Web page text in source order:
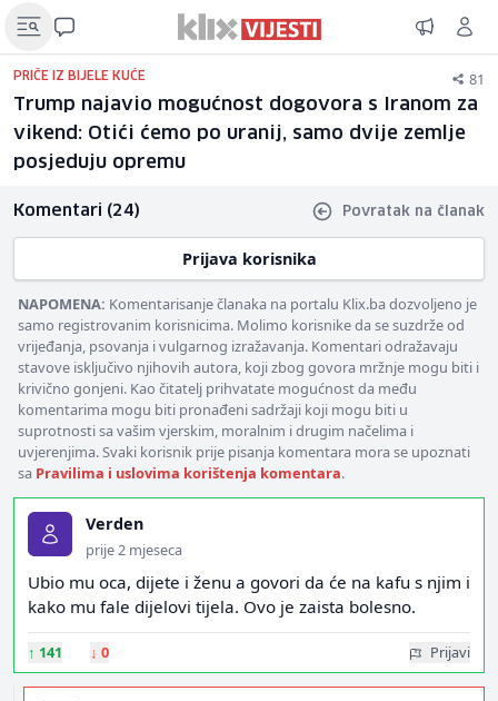
PRIČE IZ BIJELE KUĆE 81
Trump najavio mogućnost dogovora s Iranom za
vikend: Otići ćemo po uranij, samo dvije zemlje
posjeduju opremu
Komentari (24) Povratak na članak
Prijava korisnika
NAPOMENA: Komentarisanje članaka na portalu Klix.ba dozvoljeno je
samo registrovanim korisnicima. Molimo korisnike da se suzdrže od
vrijeđanja, psovanja i vulgarnog izražavanja. Komentari odražavaju
stavove isključivo njihovih autora, koji zbog govora mržnje mogu biti i
krivično gonjeni. Kao čitatelj prihvatate mogućnost da među
komentarima mogu biti pronađeni sadržaji koji mogu biti u
suprotnosti sa vašim vjerskim, moralnim i drugim načelima i
uvjerenjima. Svaki korisnik prije pisanja komentara mora se upoznati
sa Pravilima i uslovima korištenja komentara.
Verden
prije 2 mjeseca
Ubio mu oca, dijete i ženu a govori da će na kafu s njim i
kako mu fale dijelovi tijela. Ovo je zaista bolesno.
↑ 141 ↓ 0 Prijavi